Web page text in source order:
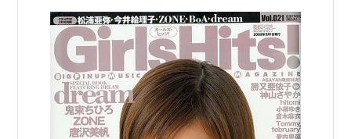
出版社/メーカー:R and C Ltd.
発売日:2002/01/23
メディア: CD
: 1人クリック
: 54回
この商品を含むブログ (1件) を見る
卒業 Love Song
学習研究社 | 2002年3月1日発行 | #今井絵理子 #
鬼束ちひろ 他 |